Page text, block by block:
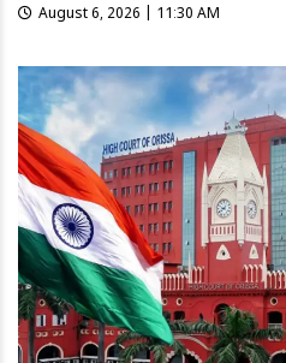
August 6, 2026 | 11:30 AM